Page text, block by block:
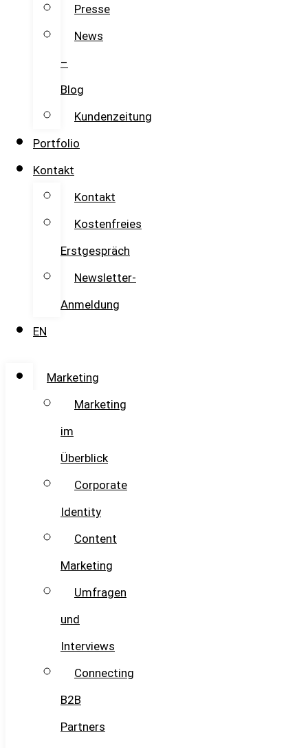
Presse
News
–
Blog
Kundenzeitung
Portfolio
Kontakt
Kontakt
Kostenfreies
Erstgespräch
Newsletter-
Anmeldung
EN
Marketing
Marketing
im
Überblick
Corporate
Identity
Content
Marketing
Umfragen
und
Interviews
Connecting
B2B
Partners